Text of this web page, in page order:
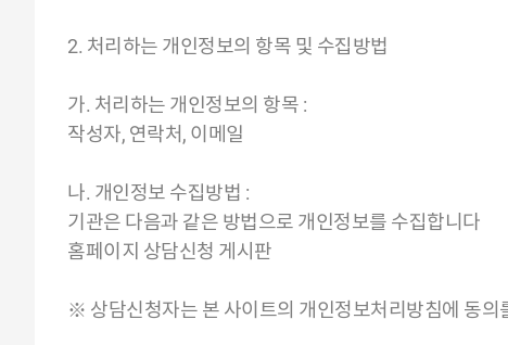
2. 처리하는 개인정보의 항목 및 수집방법
가. 처리하는 개인정보의 항목 :
작성자, 연락처, 이메일
나. 개인정보 수집방법 :
기관은 다음과 같은 방법으로 개인정보를 수집합니다
홈페이지 상담신청 게시판
※ 상담신청자는 본 사이트의 개인정보처리방침에 동의